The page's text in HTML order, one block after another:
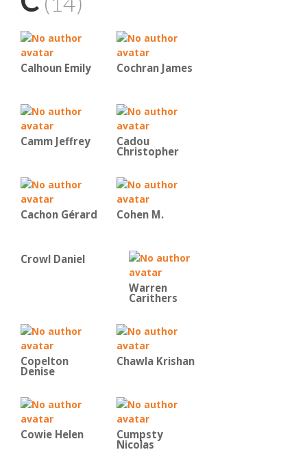
Calhoun Emily Cochran James
Camm Jeffrey Cadou
Christopher
Cachon Gérard Cohen M.
Crowl Daniel
Warren
Carithers
Copelton
Denise
Chawla Krishan
Cowie Helen Cumpsty
Nicolas